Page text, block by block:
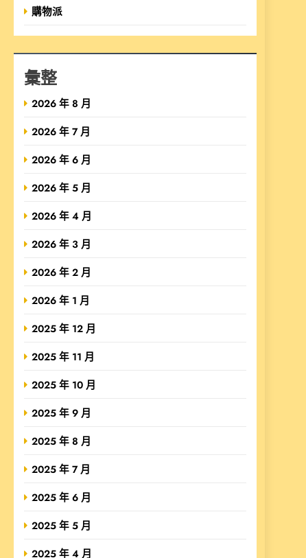
購物派
彙整
2026 年 8 月
2026 年 7 月
2026 年 6 月
2026 年 5 月
2026 年 4 月
2026 年 3 月
2026 年 2 月
2026 年 1 月
2025 年 12 月
2025 年 11 月
2025 年 10 月
2025 年 9 月
2025 年 8 月
2025 年 7 月
2025 年 6 月
2025 年 5 月
2025 年 4 月